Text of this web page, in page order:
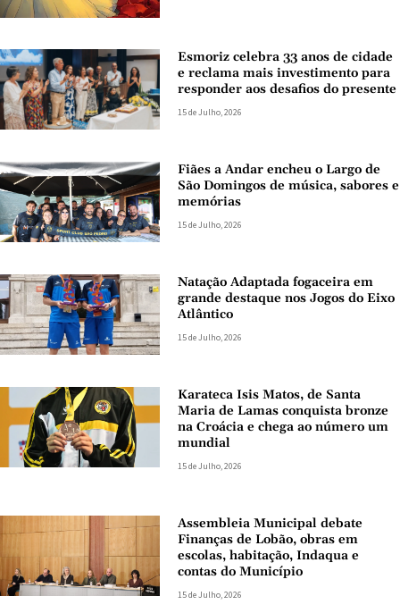
Esmoriz celebra 33 anos de cidade
e reclama mais investimento para
responder aos desafios do presente
15 de Julho, 2026
Fiães a Andar encheu o Largo de
São Domingos de música, sabores e
memórias
15 de Julho, 2026
Natação Adaptada fogaceira em
grande destaque nos Jogos do Eixo
Atlântico
15 de Julho, 2026
Karateca Isis Matos, de Santa
Maria de Lamas conquista bronze
na Croácia e chega ao número um
mundial
15 de Julho, 2026
Assembleia Municipal debate
Finanças de Lobão, obras em
escolas, habitação, Indaqua e
contas do Município
15 de Julho, 2026